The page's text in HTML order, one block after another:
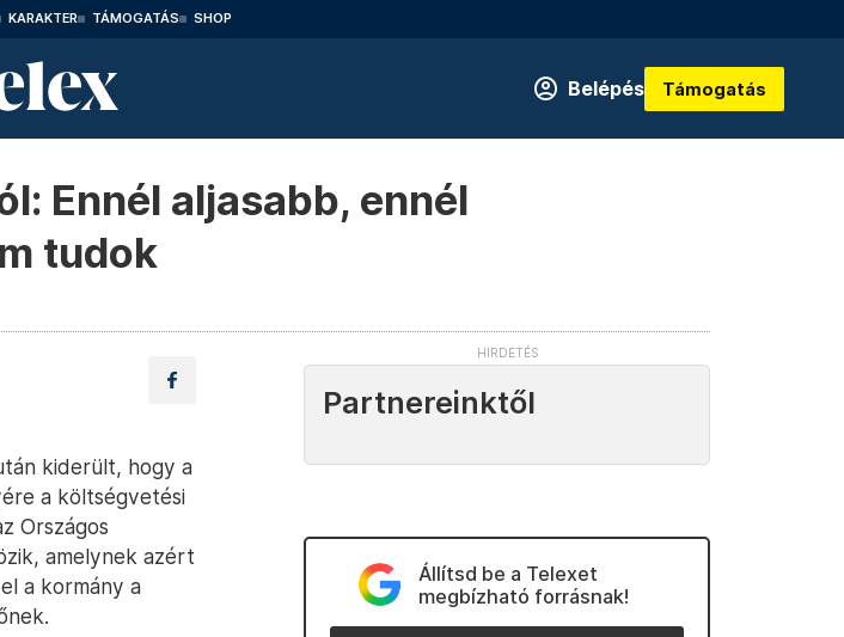
KARAKTER TÁMOGATÁS SHOP
Belépés Támogatás
Ennél aljasabb, ennél
tudok
kiderült, hogy a
a költségvetési
Országos
amelynek azért
a kormány a
Partnereinktől
Állítsd be a Telexet
megbízható forrásnak!